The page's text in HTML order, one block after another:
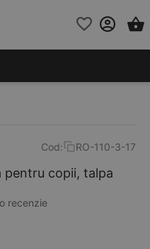
Cod:
RO-110-3-17
pentru copii, talpa
recenzie